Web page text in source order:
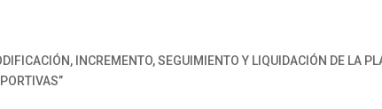
INCREMENTO, SEGUIMIENTO Y LIQUIDACIÓN DE LA